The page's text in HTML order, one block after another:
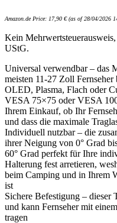
Amazon.de Price: 17,90 €(as of 28/04/2026
Kein
UStG.
Universal verwendbar – das
meisten 11-27 Zoll
OLED, Plasma, Flach oder
VESA 75×75 oder VESA
Ihrem Einkauf, ob Ihr
und dass die maximale
Individuell nutzbar – die
ihrer Neigung von 0° Grad
60° Grad perfekt für Ihre
Halterung fest arretieren,
beim Camping und in Ihrem
ist
Sichere Befestigung –
und kann Fernseher mit
tragen